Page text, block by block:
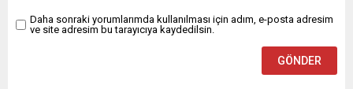
Daha sonraki yorumlarımda kullanılması için adım, e-posta adresim
ve site adresim bu tarayıcıya kaydedilsin.